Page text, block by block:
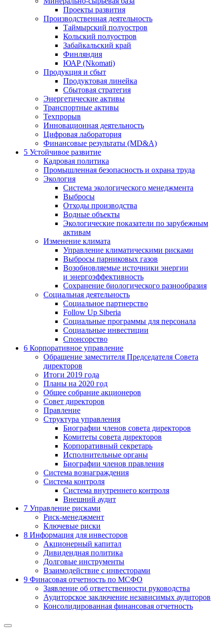
Проекты развития
Производственная деятельность
Таймырский полуостров
Кольский полуостров
Забайкальский край
Финляндия
ЮАР (Nkomati)
Продукция и сбыт
Продуктовая линейка
Сбытовая стратегия
Энергетические активы
Транспортные активы
Техпрорыв
Инновационная деятельность
Цифровая лаборатория
Финансовые результаты (MD&A)
5 Устойчивое развитие
Кадровая политика
Промышленная безопасность и охрана труда
Экология
Система экологического менеджмента
Выбросы
Отходы производства
Водные объекты
Экологические показатели по зарубежным
активам
Изменение климата
Управление климатическими рисками
Выбросы парниковых газов
Возобновляемые источники энергии
и энергоэффективность
Сохранение биологического разнообразия
Социальная деятельность
Социальное партнерство
Follow Up Siberia
Социальные программы для персонала
Социальные инвестиции
Спонсорство
6 Корпоративное управление
Обращение заместителя Председателя Совета
директоров
Итоги 2019 года
Планы на 2020 год
Общее собрание акционеров
Совет директоров
Правление
Структура управления
Биографии членов совета директоров
Комитеты совета директоров
Корпоративный секретарь
Исполнительные органы
Биографии членов правления
Система вознаграждения
Система контроля
Система внутреннего контроля
Внешний аудит
7 Управление рисками
Риск-менеджмент
Ключевые риски
8 Информация для инвесторов
Акционерный капитал
Дивидендная политика
Долговые инструменты
Взаимодействие с инвеcторами
9 Финасовая отчетность по МСФО
Заявление об ответственности руководства
Аудиторское заключение независимых аудиторов
Консолидированная финансовая отчетность